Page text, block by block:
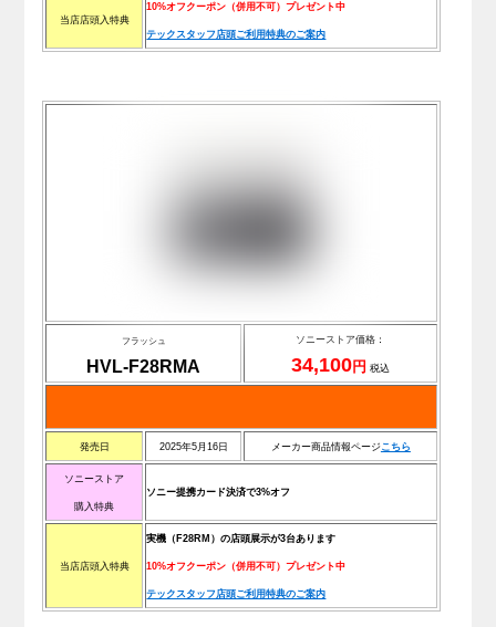
当店店頭入特典
10%オフクーポン（併用不可）プレゼント中
テックスタッフ店頭ご利用特典のご案内
フラッシュ
HVL-F28RMA
ソニーストア価格：
34,100円 税込
発売日 2025年5月16日 メーカー商品情報ページこちら
ソニーストア
購入特典
ソニー提携カード決済で3%オフ
当店店頭入特典
実機（F28RM）の店頭展示が3台あります
10%オフクーポン（併用不可）プレゼント中
テックスタッフ店頭ご利用特典のご案内